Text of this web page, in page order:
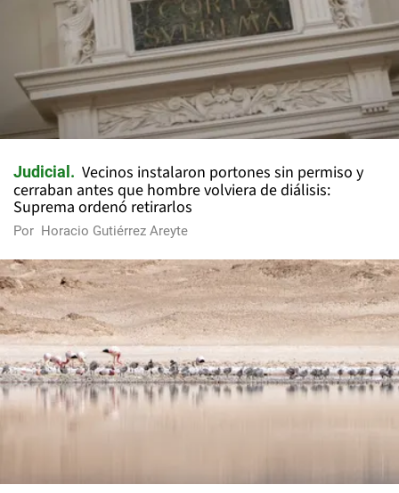
Judicial
Vecinos instalaron portones sin permiso y
cerraban antes que hombre volviera de diálisis:
Suprema ordenó retirarlos
Por Horacio Gutiérrez Areyte